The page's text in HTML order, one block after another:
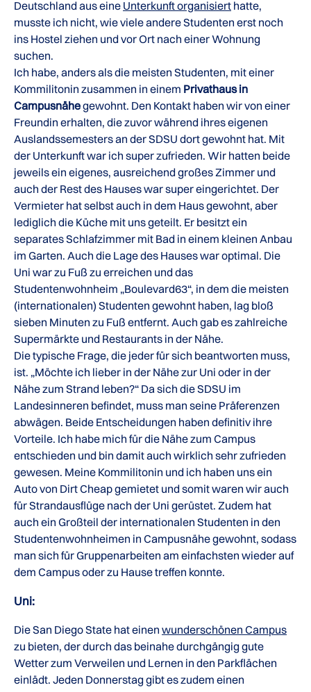
Deutschland aus eine Unterkunft organisiert hatte,
musste ich nicht, wie viele andere Studenten erst noch
ins Hostel ziehen und vor Ort nach einer Wohnung
suchen.
Ich habe, anders als die meisten Studenten, mit einer
Kommilitonin zusammen in einem Privathaus in
Campusnähegewohnt. Den Kontakt haben wir von einer
Freundin erhalten, die zuvor während ihres eigenen
Auslandssemesters an der SDSU dort gewohnt hat. Mit
der Unterkunft war ich super zufrieden. Wir hatten beide
jeweils ein eigenes, ausreichend großes Zimmer und
auch der Rest des Hauses war super eingerichtet. Der
Vermieter hat selbst auch in dem Haus gewohnt, aber
lediglich die Küche mit uns geteilt. Er besitzt ein
separates Schlafzimmer mit Bad in einem kleinen Anbau
im Garten. Auch die Lage des Hauses war optimal. Die
Uni war zu Fuß zu erreichen und das
Studentenwohnheim „Boulevard63“, in dem die meisten
(internationalen) Studenten gewohnt haben, lag bloß
sieben Minuten zu Fuß entfernt. Auch gab es zahlreiche
Supermärkte und Restaurants in der Nähe.
Die typische Frage, die jeder für sich beantworten muss,
ist. „Möchte ich lieber in der Nähe zur Uni oder in der
Nähe zum Strand leben?“ Da sich die SDSU im
Landesinneren befindet, muss man seine Präferenzen
abwägen. Beide Entscheidungen haben definitiv ihre
Vorteile. Ich habe mich für die Nähe zum Campus
entschieden und bin damit auch wirklich sehr zufrieden
gewesen. Meine Kommilitonin und ich haben uns ein
Auto von Dirt Cheap gemietet und somit waren wir auch
für Strandausflüge nach der Uni gerüstet. Zudem hat
auch ein Großteil der internationalen Studenten in den
Studentenwohnheimen in Campusnähe gewohnt, sodass
man sich für Gruppenarbeiten am einfachsten wieder auf
dem Campus oder zu Hause treffen konnte.
Uni:
Die San Diego State hat einen wunderschönen Campus
zu bieten, der durch das beinahe durchgängig gute
Wetter zum Verweilen und Lernen in den Parkflächen
einlädt. Jeden Donnerstag gibt es zudem einen